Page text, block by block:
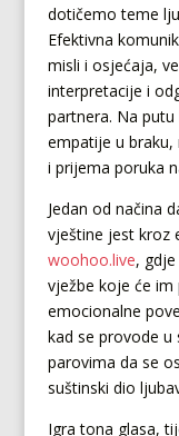
dotičemo teme
Efektivna
misli i osjećaja,
interpretacije i
partnera. Na
empatije u braku,
i prijema poruka
Jedan od načina
vještine jest kroz
woohoo.live,
vježbe koje će
emocionalne
kad se provode
parovima da se
suštinski dio
Igra tona glasa,